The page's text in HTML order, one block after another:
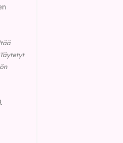
Täytetyt